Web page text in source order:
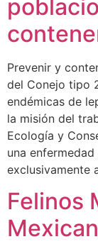
Prevenir y
del Conejo tipo
endémicas de
la misión del
Ecología y
una
exclusivamente
Felinos